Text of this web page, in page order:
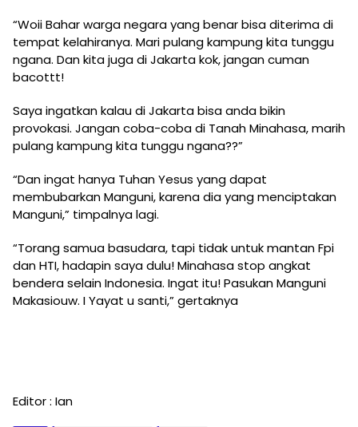
“Woii Bahar warga negara yang benar bisa diterima di
tempat kelahiranya. Mari pulang kampung kita tunggu
ngana. Dan kita juga di Jakarta kok, jangan cuman
bacottt!
Saya ingatkan kalau di Jakarta bisa anda bikin
provokasi. Jangan coba-coba di Tanah Minahasa, marih
pulang kampung kita tunggu ngana??”
“Dan ingat hanya Tuhan Yesus yang dapat
membubarkan Manguni, karena dia yang menciptakan
Manguni,” timpalnya lagi.
“Torang samua basudara, tapi tidak untuk mantan Fpi
dan HTI, hadapin saya dulu! Minahasa stop angkat
bendera selain Indonesia. Ingat itu! Pasukan Manguni
Makasiouw. I Yayat u santi,” gertaknya
Editor : Ian